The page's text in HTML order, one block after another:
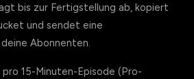
bis zur Fertigstellung ab, kopiert
und sendet eine
Abonnenten.
15-Minuten-Episode (Pro-